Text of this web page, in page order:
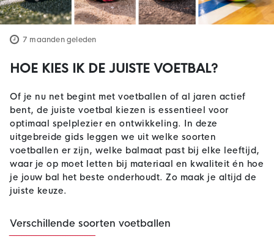
7 maanden geleden
HOE KIES IK DE JUISTE VOETBAL?
Of je nu net begint met voetballen of al jaren actief
bent, de juiste voetbal kiezen is essentieel voor
optimaal spelplezier en ontwikkeling. In deze
uitgebreide gids leggen we uit welke soorten
voetballen er zijn, welke balmaat past bij elke leeftijd,
waar je op moet letten bij materiaal en kwaliteit én hoe
je jouw bal het beste onderhoudt. Zo maak je altijd de
juiste keuze.
Verschillende soorten voetballen